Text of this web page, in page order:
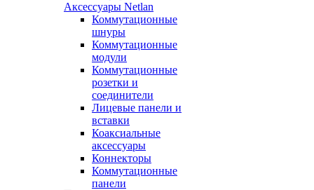
Аксессуары Netlan
Коммутационные
шнуры
Коммутационные
модули
Коммутационные
розетки и
соединители
Лицевые панели и
вставки
Коаксиальные
аксессуары
Коннекторы
Коммутационные
панели